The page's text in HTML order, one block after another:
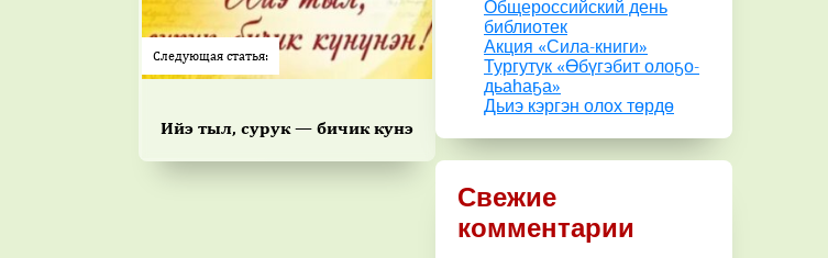
Следующая статья:
Ийэ тыл, сурук — бичик кунэ
Общероссийский день
библиотек
Акция «Сила-книги»
Тургутук «Өбүгэбит олоҕо-
дьаһаҕа»
Дьиэ кэргэн олох төрдө
Свежие
комментарии